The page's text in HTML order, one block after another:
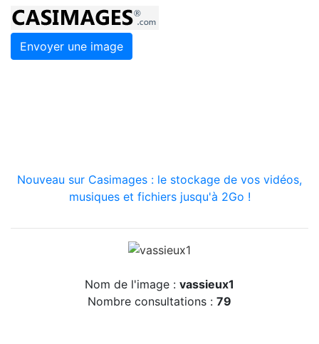
Envoyer une image
Nouveau sur Casimages : le stockage de vos vidéos,
musiques et fichiers jusqu'à 2Go !
Nom de l'image : vassieux1
Nombre consultations : 79